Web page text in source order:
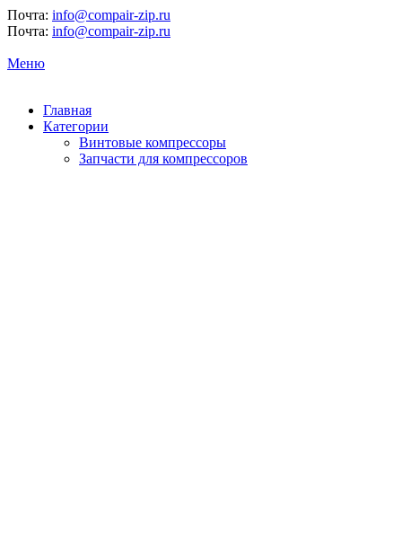
Почта: info@compair-zip.ru
Почта: info@compair-zip.ru
Меню
Главная
Категории
Винтовые компрессоры
Запчасти для компрессоров